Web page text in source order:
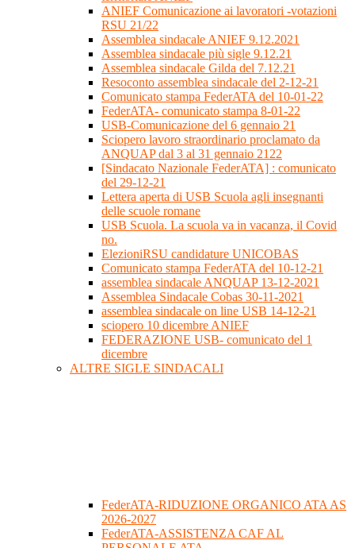
ANIEF Comunicazione ai lavoratori -votazioni
RSU 21/22
Assemblea sindacale ANIEF 9.12.2021
Assemblea sindacale più sigle 9.12.21
Assemblea sindacale Gilda del 7.12.21
Resoconto assemblea sindacale del 2-12-21
Comunicato stampa FederATA del 10-01-22
FederATA- comunicato stampa 8-01-22
USB-Comunicazione del 6 gennaio 21
Sciopero lavoro straordinario proclamato da
ANQUAP dal 3 al 31 gennaio 2122
[Sindacato Nazionale FederATA] : comunicato
del 29-12-21
Lettera aperta di USB Scuola agli insegnanti
delle scuole romane
USB Scuola. La scuola va in vacanza, il Covid
no.
ElezioniRSU candidature UNICOBAS
Comunicato stampa FederATA del 10-12-21
assemblea sindacale ANQUAP 13-12-2021
Assemblea Sindacale Cobas 30-11-2021
assemblea sindacale on line USB 14-12-21
sciopero 10 dicembre ANIEF
FEDERAZIONE USB- comunicato del 1
dicembre
ALTRE SIGLE SINDACALI
FederATA-RIDUZIONE ORGANICO ATA AS
2026-2027
FederATA-ASSISTENZA CAF AL